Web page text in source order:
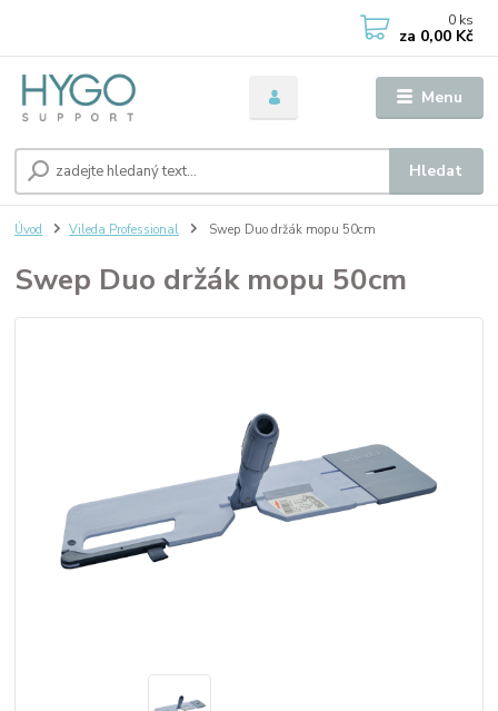
Menu
Hledat
0 ks
za 0,00 Kč
Úvod Vileda Professional Swep Duo držák mopu 50cm
Swep Duo držák mopu 50cm